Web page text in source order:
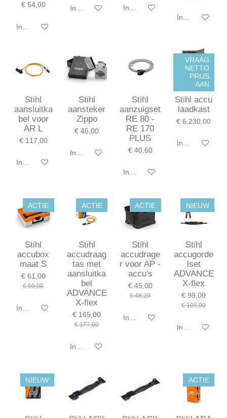
€ 54,00
In winkelwagen
In winkelwagen In winkelwagen
In winkelwagen
Stihl
aansluitka
bel voor
AR L
€ 117,00
In winkelwagen
Stihl
aansteker
Zippo
€ 46,00
In winkelwagen
Stihl
aanzuigset
RE 80 -
RE 170
PLUS
€ 40,60
In winkelwagen
VRAAG
NETTO
PRIJS
AAN
Stihl accu
laadkast
€ 6.230,00
In winkelwagen
ACTIE
Stihl
accubox
maat S
€ 61,00
€ 69,00
In winkelwagen
ACTIE
Stihl
accudraag
tas met
aansluitka
bel
ADVANCE
X-flex
€ 165,00
€ 177,00
In winkelwagen
ACTIE
Stihl
accudrage
r voor AP -
accu's
€ 45,00
€ 48,20
In winkelwagen
NIEUW
Stihl
accugorde
lset
ADVANCE
X-flex
€ 99,00
€ 105,00
In winkelwagen
NIEUW ACTIE